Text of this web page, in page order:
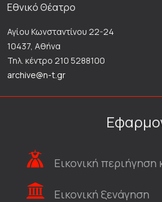
Εθνικό Θέατρο
Αγίου Κωνσταντίνου 22-24
10437, Αθήνα
Τηλ. κέντρο 210 5288100
archive@n-t.gr
Εικονική περιήγηση
Εικονική ξενάγηση